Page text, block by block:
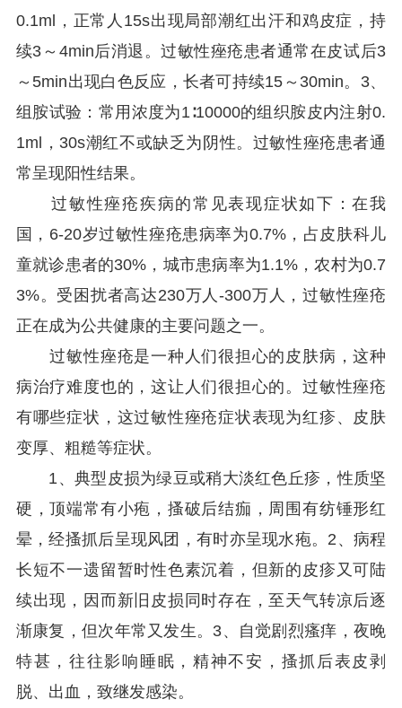
0.1ml，正常人15s出现局部潮红出汗和鸡皮症，持
续3～4min后消退。过敏性痤疮患者通常在皮试后3
～5min出现白色反应，长者可持续15～30min。3、
组胺试验：常用浓度为1∶10000的组织胺皮内注射0.
1ml，30s潮红不或缺乏为阴性。过敏性痤疮患者通
常呈现阳性结果。
过敏性痤疮疾病的常见表现症状如下：在我
国，6-20岁过敏性痤疮患病率为0.7%，占皮肤科儿
童就诊患者的30%，城市患病率为1.1%，农村为0.7
3%。受困扰者高达230万人-300万人，过敏性痤疮
正在成为公共健康的主要问题之一。
过敏性痤疮是一种人们很担心的皮肤病，这种
病治疗难度也的，这让人们很担心的。过敏性痤疮
有哪些症状，这过敏性痤疮症状表现为红疹、皮肤
变厚、粗糙等症状。
1、典型皮损为绿豆或稍大淡红色丘疹，性质坚
硬，顶端常有小疱，搔破后结痂，周围有纺锤形红
晕，经搔抓后呈现风团，有时亦呈现水疱。2、病程
长短不一遗留暂时性色素沉着，但新的皮疹又可陆
续出现，因而新旧皮损同时存在，至天气转凉后逐
渐康复，但次年常又发生。3、自觉剧烈瘙痒，夜晚
特甚，往往影响睡眠，精神不安，搔抓后表皮剥
脱、出血，致继发感染。